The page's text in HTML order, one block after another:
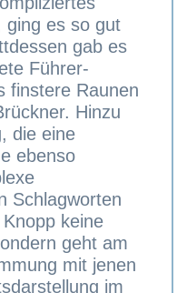
ging es so gut
gab es
Führer-
finstere Raunen
Hinzu
die eine
ebenso
Schlagworten
keine
geht am
mit jenen
im